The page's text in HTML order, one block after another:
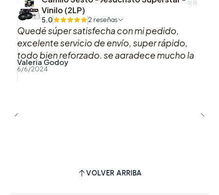
Vinilo (2LP)
5.0 2 reseñas
Quedé súper satisfecha con mi pedido,
excelente servicio de envío, super rápido,
todo bien reforzado, se agradece mucho la
buena atención y preocupación hacia los
Valeria Godoy
6/6/2024
VOLVER ARRIBA